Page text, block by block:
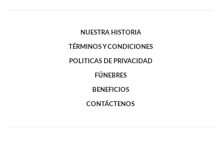
NUESTRA HISTORIA
TÉRMINOS Y CONDICIONES
POLITICAS DE PRIVACIDAD
FÚNEBRES
BENEFICIOS
CONTÁCTENOS